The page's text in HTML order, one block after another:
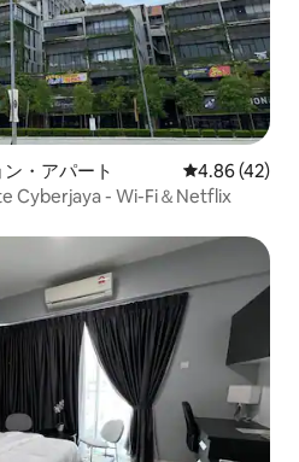
・アパート レビュー42
4.86 (42)
Cyberjaya - Wi-Fi＆Netflix